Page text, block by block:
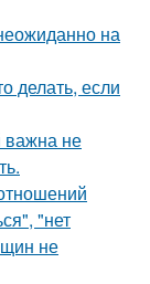
на
делать, если
важна не
"нет
не